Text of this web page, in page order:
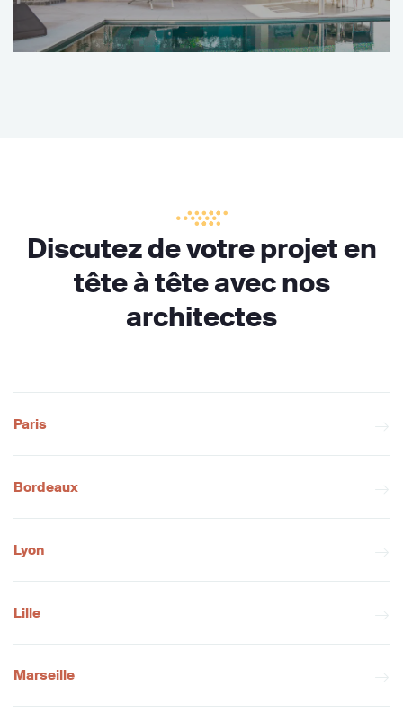
Discutez de votre projet en
tête à tête avec nos
architectes
Paris
Bordeaux
Lyon
Lille
Marseille